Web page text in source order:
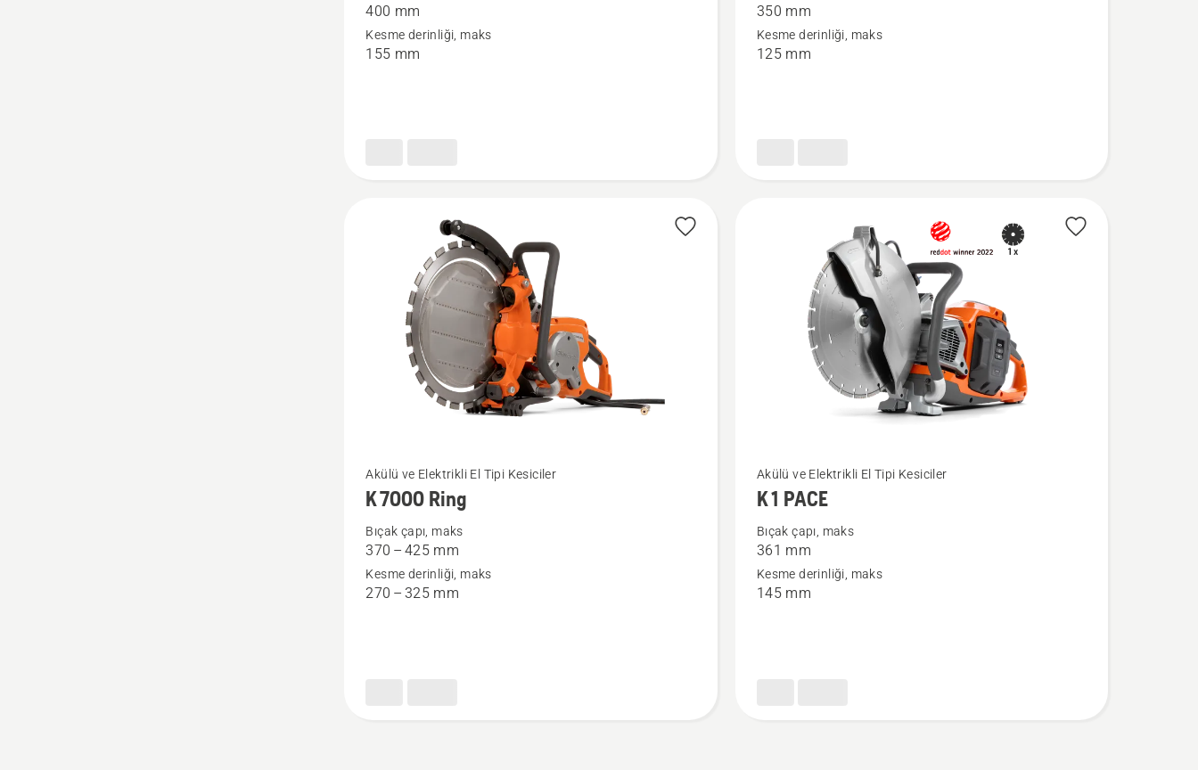
fazla
ayrıntı
400 mm
Kesme derinliği, maks
155 mm
fazla
ayrıntı
350 mm
Kesme derinliği, maks
125 mm
K 7000
Ring
hakkında
daha
fazla
Akülü ve Elektrikli El Tipi Kesiciler
K 7000 Ring
Bıçak çapı, maks
370 – 425 mm
Kesme derinliği, maks
270 – 325 mm
K 1 PACE
hakkında
daha
fazla
ayrıntı
Akülü ve Elektrikli El Tipi Kesiciler
K 1 PACE
Bıçak çapı, maks
361 mm
Kesme derinliği, maks
145 mm